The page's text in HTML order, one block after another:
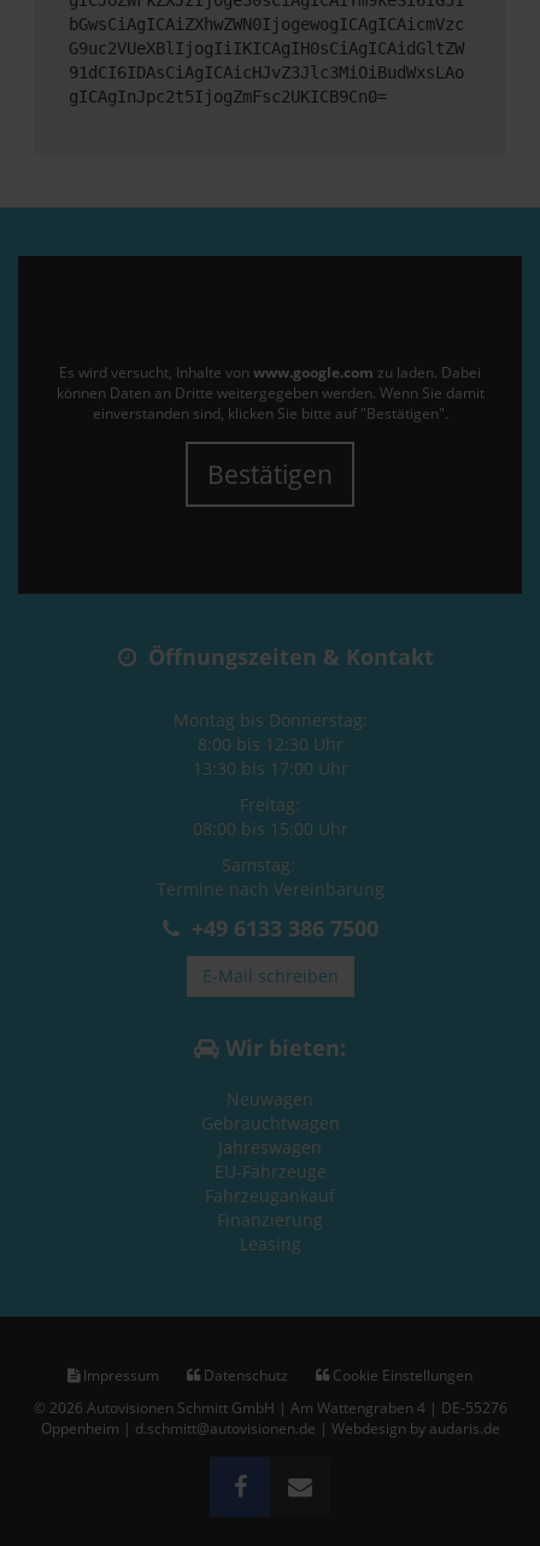
bGwsCiAgICAiZXhwZWN0IjogewogICAgICAicmVzc
G9uc2VUeXBlIjogIiIKICAgIH0sCiAgICAidGltZW
91dCI6IDAsCiAgICAicHJvZ3Jlc3MiOiBudWxsLAo
gICAgInJpc2t5IjogZmFsc2UKICB9Cn0=
Es wird versucht, Inhalte von www.google.com zu laden. Dabei
können Daten an Dritte weitergegeben werden. Wenn Sie damit
einverstanden sind, klicken Sie bitte auf "Bestätigen".
Bestätigen
Öffnungszeiten & Kontakt
Montag bis Donnerstag:
8:00 bis 12:30 Uhr
13:30 bis 17:00 Uhr
Freitag:
08:00 bis 15:00 Uhr
Samstag:
Termine nach Vereinbarung
+49 6133 386 7500
E-Mail schreiben
Wir bieten:
Neuwagen
Gebrauchtwagen
Jahreswagen
EU-Fahrzeuge
Fahrzeugankauf
Finanzierung
Leasing
Impressum Datenschutz
Cookie Einstellungen
© 2026 Autovisionen Schmitt GmbH | Am Wattengraben 4 | DE-55276
Oppenheim | d.schmitt@autovisionen.de | Webdesign by audaris.de